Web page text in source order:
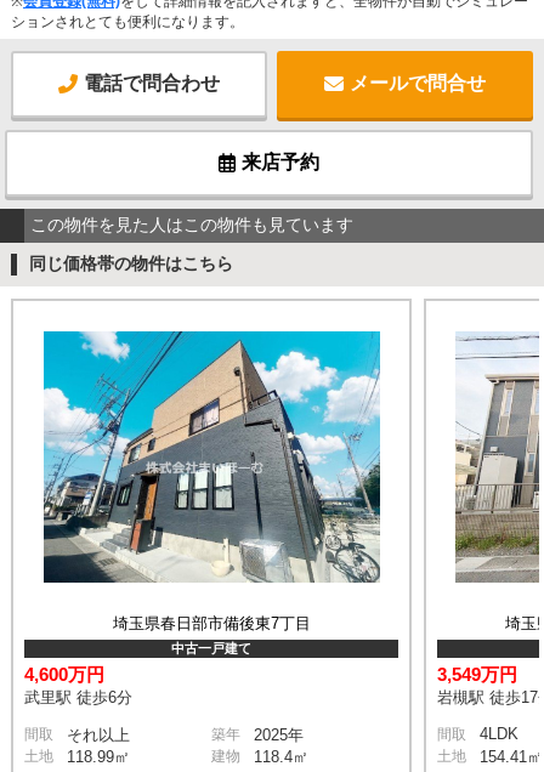
ションされとても便利になります。
電話で問合わせ メールで問合せ
来店予約
この物件を見た人はこの物件も見ています
同じ価格帯の物件はこちら
埼玉県春日部市備後東7丁目
中古一戸建て
4,600万円
武里駅 徒歩6分
間取 それ以上 築年 2025年
土地 118.99㎡ 建物 118.4㎡
埼玉
3,549万円
岩槻駅 徒歩17
間取 4LDK
土地 154.41㎡